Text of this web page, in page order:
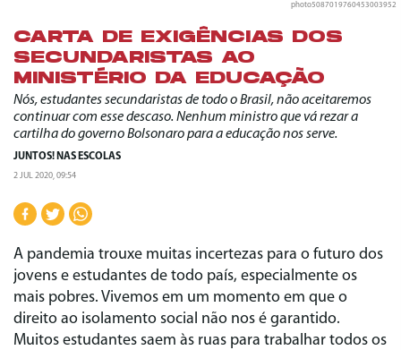
photo5087019760453003952
CARTA DE EXIGÊNCIAS DOS
SECUNDARISTAS AO
MINISTÉRIO DA EDUCAÇÃO
Nós, estudantes secundaristas de todo o Brasil, não aceitaremos
continuar com esse descaso. Nenhum ministro que vá rezar a
cartilha do governo Bolsonaro para a educação nos serve.
JUNTOS! NAS ESCOLAS
2 JUL 2020, 09:54
A pandemia trouxe muitas incertezas para o futuro dos
jovens e estudantes de todo país, especialmente os
mais pobres. Vivemos em um momento em que o
direito ao isolamento social não nos é garantido.
Muitos estudantes saem às ruas para trabalhar todos os